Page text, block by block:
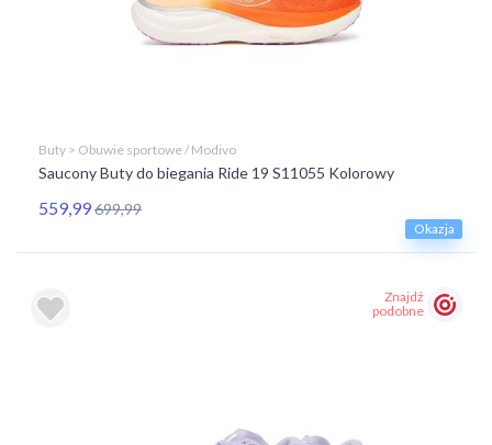
Okazja
Buty > Obuwie sportowe / Modivo
Saucony Buty do biegania Ride 19 S11055 Kolorowy
559,99699,99
Znajdź
podobne